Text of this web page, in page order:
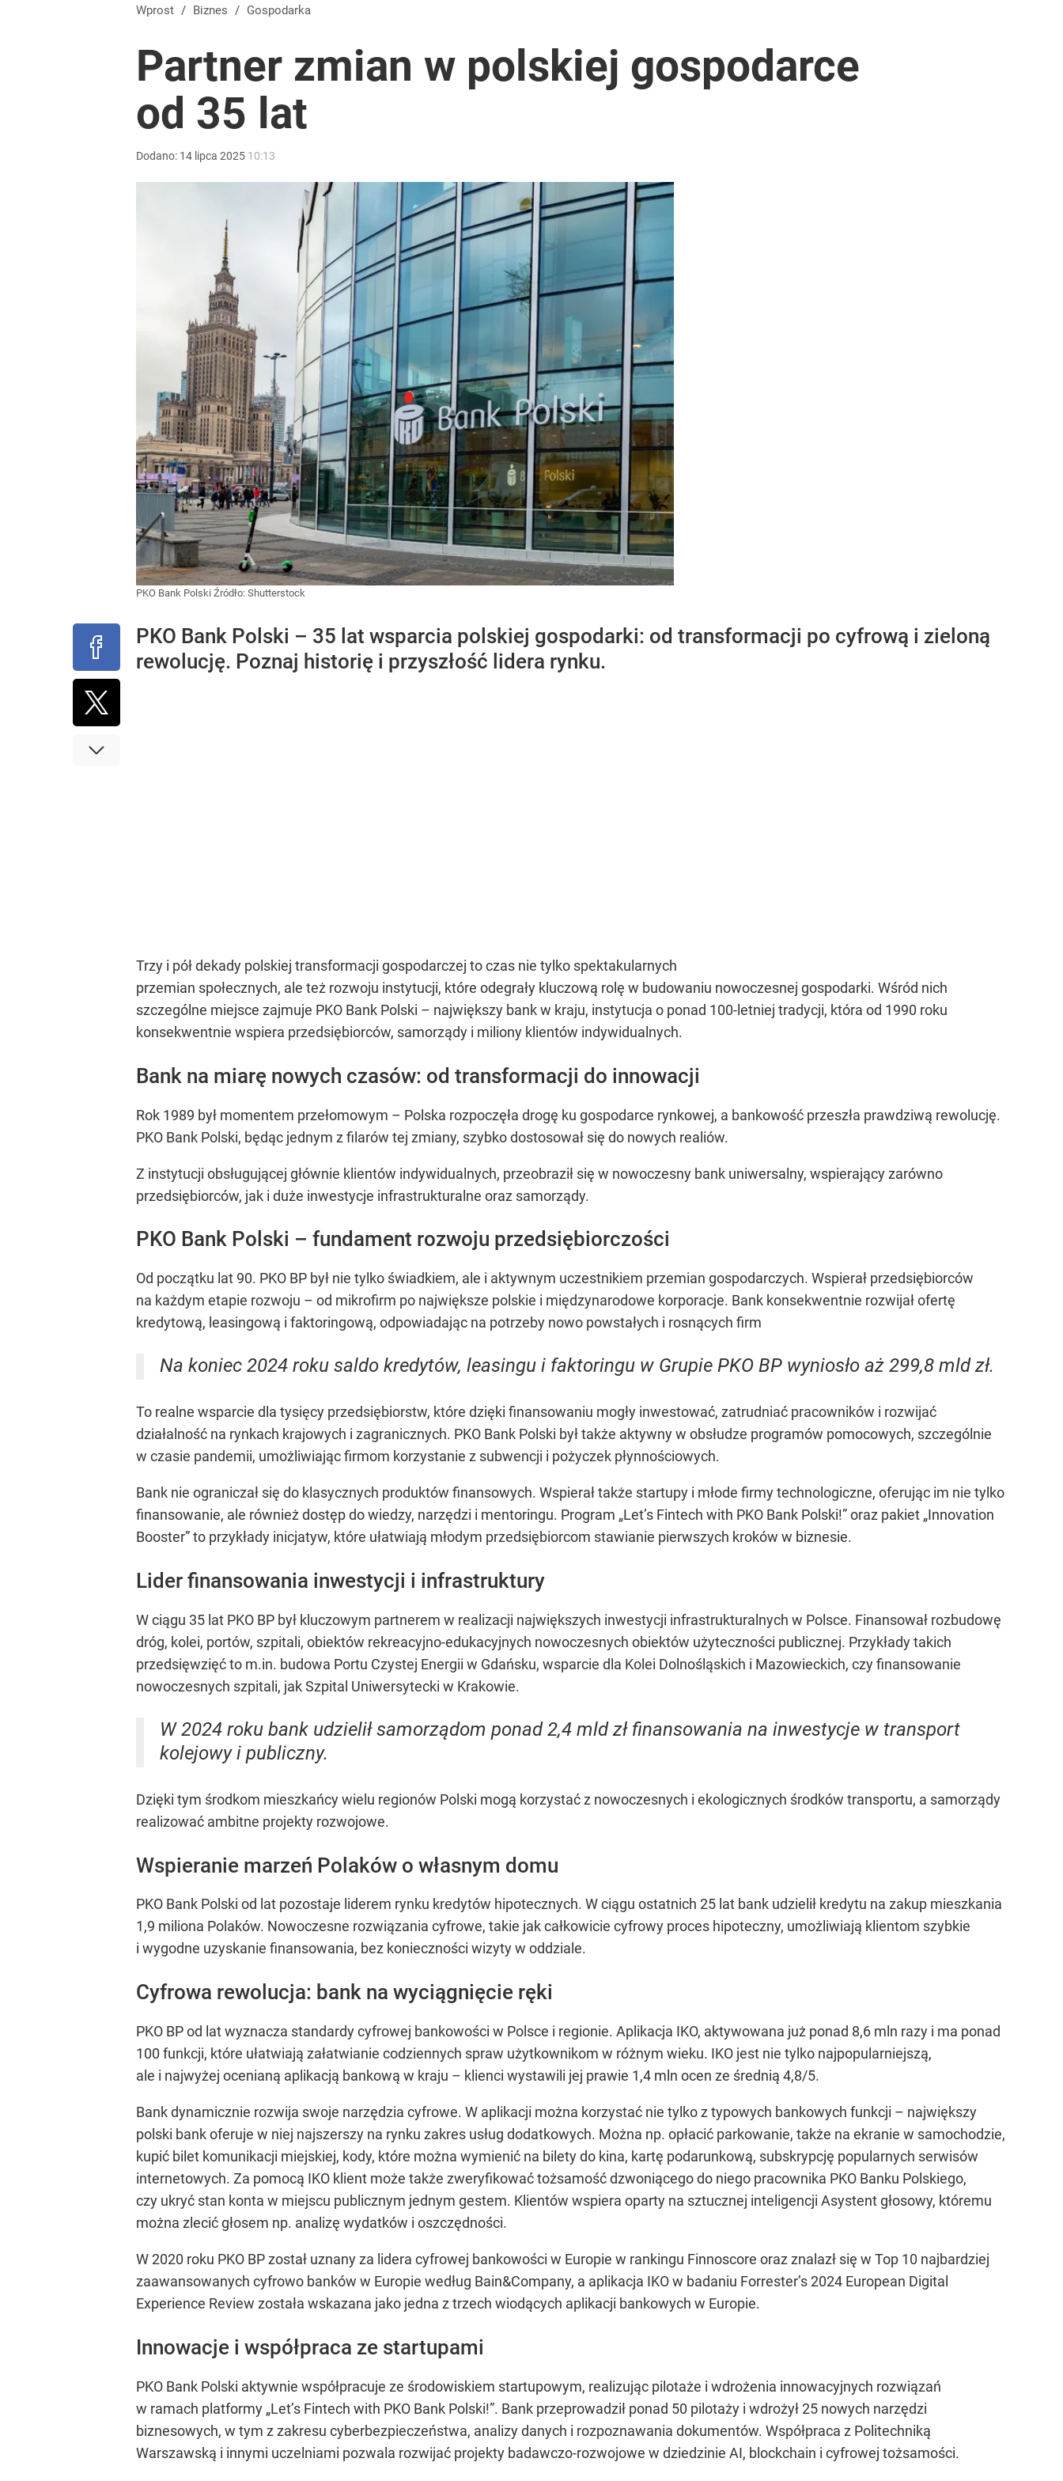
Wprost / Biznes / Gospodarka
Partner zmian w polskiej gospodarce
od 35 lat
Dodano: 14 lipca 2025 10:13
PKO Bank Polski Źródło: Shutterstock
PKO Bank Polski – 35 lat wsparcia polskiej gospodarki: od transformacji po cyfrową i zieloną
rewolucję. Poznaj historię i przyszłość lidera rynku.
Trzy i pół dekady polskiej transformacji gospodarczej to czas nie tylko spektakularnych
przemian społecznych, ale też rozwoju instytucji, które odegrały kluczową rolę w budowaniu nowoczesnej gospodarki. Wśród nich
szczególne miejsce zajmuje PKO Bank Polski – największy bank w kraju, instytucja o ponad 100-letniej tradycji, która od 1990 roku
konsekwentnie wspiera przedsiębiorców, samorządy i miliony klientów indywidualnych.
Bank na miarę nowych czasów: od transformacji do innowacji
Rok 1989 był momentem przełomowym – Polska rozpoczęła drogę ku gospodarce rynkowej, a bankowość przeszła prawdziwą rewolucję.
PKO Bank Polski, będąc jednym z filarów tej zmiany, szybko dostosował się do nowych realiów.
Z instytucji obsługującej głównie klientów indywidualnych, przeobraził się w nowoczesny bank uniwersalny, wspierający zarówno
przedsiębiorców, jak i duże inwestycje infrastrukturalne oraz samorządy.
PKO Bank Polski – fundament rozwoju przedsiębiorczości
Od początku lat 90. PKO BP był nie tylko świadkiem, ale i aktywnym uczestnikiem przemian gospodarczych. Wspierał przedsiębiorców
na każdym etapie rozwoju – od mikrofirm po największe polskie i międzynarodowe korporacje. Bank konsekwentnie rozwijał ofertę
kredytową, leasingową i faktoringową, odpowiadając na potrzeby nowo powstałych i rosnących firm
Na koniec 2024 roku saldo kredytów, leasingu i faktoringu w Grupie PKO BP wyniosło aż 299,8 mld zł.
To realne wsparcie dla tysięcy przedsiębiorstw, które dzięki finansowaniu mogły inwestować, zatrudniać pracowników i rozwijać
działalność na rynkach krajowych i zagranicznych. PKO Bank Polski był także aktywny w obsłudze programów pomocowych, szczególnie
w czasie pandemii, umożliwiając firmom korzystanie z subwencji i pożyczek płynnościowych.
Bank nie ograniczał się do klasycznych produktów finansowych. Wspierał także startupy i młode firmy technologiczne, oferując im nie tylko
finansowanie, ale również dostęp do wiedzy, narzędzi i mentoringu. Program „Let’s Fintech with PKO Bank Polski!” oraz pakiet „Innovation
Booster” to przykłady inicjatyw, które ułatwiają młodym przedsiębiorcom stawianie pierwszych kroków w biznesie.
Lider finansowania inwestycji i infrastruktury
W ciągu 35 lat PKO BP był kluczowym partnerem w realizacji największych inwestycji infrastrukturalnych w Polsce. Finansował rozbudowę
dróg, kolei, portów, szpitali, obiektów rekreacyjno-edukacyjnych nowoczesnych obiektów użyteczności publicznej. Przykłady takich
przedsięwzięć to m.in. budowa Portu Czystej Energii w Gdańsku, wsparcie dla Kolei Dolnośląskich i Mazowieckich, czy finansowanie
nowoczesnych szpitali, jak Szpital Uniwersytecki w Krakowie.
W 2024 roku bank udzielił samorządom ponad 2,4 mld zł finansowania na inwestycje w transport
kolejowy i publiczny.
Dzięki tym środkom mieszkańcy wielu regionów Polski mogą korzystać z nowoczesnych i ekologicznych środków transportu, a samorządy
realizować ambitne projekty rozwojowe.
Wspieranie marzeń Polaków o własnym domu
PKO Bank Polski od lat pozostaje liderem rynku kredytów hipotecznych. W ciągu ostatnich 25 lat bank udzielił kredytu na zakup mieszkania
1,9 miliona Polaków. Nowoczesne rozwiązania cyfrowe, takie jak całkowicie cyfrowy proces hipoteczny, umożliwiają klientom szybkie
i wygodne uzyskanie finansowania, bez konieczności wizyty w oddziale.
Cyfrowa rewolucja: bank na wyciągnięcie ręki
PKO BP od lat wyznacza standardy cyfrowej bankowości w Polsce i regionie. Aplikacja IKO, aktywowana już ponad 8,6 mln razy i ma ponad
100 funkcji, które ułatwiają załatwianie codziennych spraw użytkownikom w różnym wieku. IKO jest nie tylko najpopularniejszą,
ale i najwyżej ocenianą aplikacją bankową w kraju – klienci wystawili jej prawie 1,4 mln ocen ze średnią 4,8/5.
Bank dynamicznie rozwija swoje narzędzia cyfrowe. W aplikacji można korzystać nie tylko z typowych bankowych funkcji – największy
polski bank oferuje w niej najszerszy na rynku zakres usług dodatkowych. Można np. opłacić parkowanie, także na ekranie w samochodzie,
kupić bilet komunikacji miejskiej, kody, które można wymienić na bilety do kina, kartę podarunkową, subskrypcję popularnych serwisów
internetowych. Za pomocą IKO klient może także zweryfikować tożsamość dzwoniącego do niego pracownika PKO Banku Polskiego,
czy ukryć stan konta w miejscu publicznym jednym gestem. Klientów wspiera oparty na sztucznej inteligencji Asystent głosowy, któremu
można zlecić głosem np. analizę wydatków i oszczędności.
W 2020 roku PKO BP został uznany za lidera cyfrowej bankowości w Europie w rankingu Finnoscore oraz znalazł się w Top 10 najbardziej
zaawansowanych cyfrowo banków w Europie według Bain&Company, a aplikacja IKO w badaniu Forrester’s 2024 European Digital
Experience Review została wskazana jako jedna z trzech wiodących aplikacji bankowych w Europie.
Innowacje i współpraca ze startupami
PKO Bank Polski aktywnie współpracuje ze środowiskiem startupowym, realizując pilotaże i wdrożenia innowacyjnych rozwiązań
w ramach platformy „Let’s Fintech with PKO Bank Polski!”. Bank przeprowadził ponad 50 pilotaży i wdrożył 25 nowych narzędzi
biznesowych, w tym z zakresu cyberbezpieczeństwa, analizy danych i rozpoznawania dokumentów. Współpraca z Politechniką
Warszawską i innymi uczelniami pozwala rozwijać projekty badawczo-rozwojowe w dziedzinie AI, blockchain i cyfrowej tożsamości.